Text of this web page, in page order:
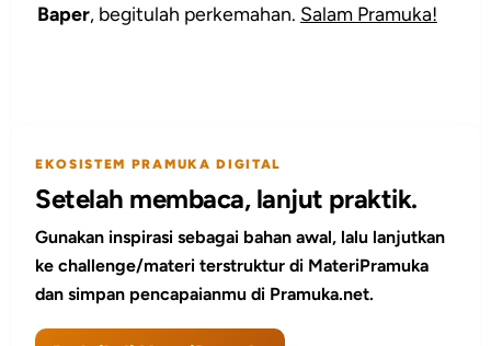
Baper, begitulah perkemahan. Salam Pramuka!
EKOSISTEM PRAMUKA DIGITAL
Setelah membaca, lanjut praktik.
Gunakan inspirasi sebagai bahan awal, lalu lanjutkan
ke challenge/materi terstruktur di MateriPramuka
dan simpan pencapaianmu di Pramuka.net.